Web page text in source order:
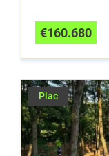
€160.680
Plac